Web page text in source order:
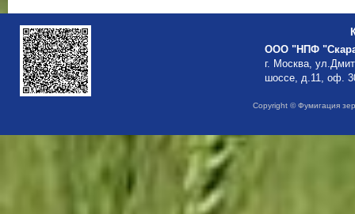
ООО "НПФ
г. Москва,
шоссе, д.11, оф.
Copyright © Фумигация